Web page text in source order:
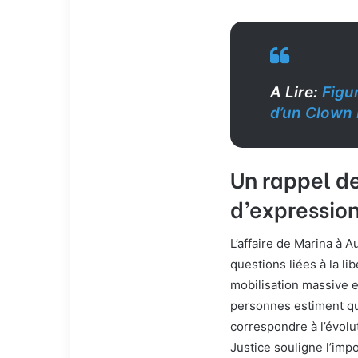
A Lire:
d’un
Un rappel
L’affaire de Marina à
questions liées à la
mobilisation massive
personnes estiment
correspondre à
Justice souligne